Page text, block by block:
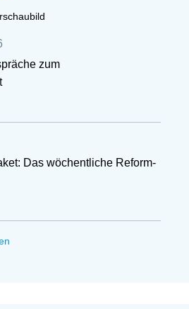
zum
Das wöchentliche Reform-